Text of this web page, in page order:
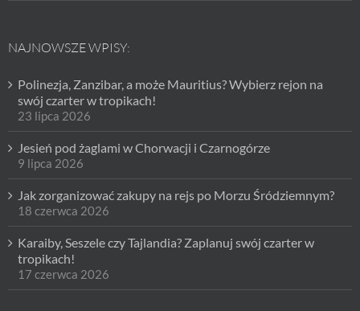
NAJNOWSZE WPISY:
Polinezja, Zanzibar, a może Mauritius? Wybierz rejon na
swój czarter w tropikach!
23 lipca 2026
Jesień pod żaglami w Chorwacji i Czarnogórze
9 lipca 2026
Jak zorganizować zakupy na rejs po Morzu Śródziemnym?
18 czerwca 2026
Karaiby, Seszele czy Tajlandia? Zaplanuj swój czarter w
tropikach!
17 czerwca 2026